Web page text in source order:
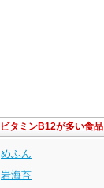
ビタミンB12が多い食品
めふん
岩海苔